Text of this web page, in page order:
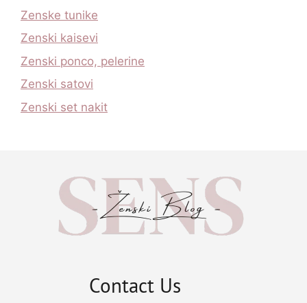
Zenske tunike
Zenski kaisevi
Zenski ponco, pelerine
Zenski satovi
Zenski set nakit
Contact Us